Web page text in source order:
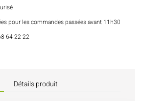
pour les commandes passées avant 11h30
64 22 22
Détails produit